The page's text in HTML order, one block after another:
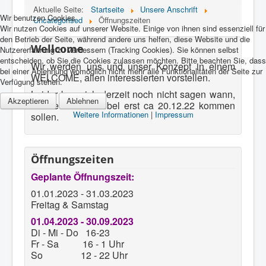
Aktuelle Seite: Startseite
Unsere Anschrift
Uncategorised
Öffnungszeiten
Wellcome
Wir werden uns und unser Konzept in einem
WELCOME, allen interessierten vorstellen.
Leider kann ich derzeit noch nicht sagen wann,
da die neuen Möbel erst ca 20.12.22 kommen
sollen.
Öffnungszeiten
Geplante Öffnungszeit:
01.01.2023 - 31.03.2023
Freitag & Samstag
01.04.2023 - 30.09.2023
Di - Mi - Do 16-23
Fr - Sa 16 - 1 Uhr
So 12 - 22 Uhr
Wir benutzen Cookies
Wir nutzen Cookies auf unserer Website. Einige von ihnen sind essenziell für
den Betrieb der Seite, während andere uns helfen, diese Website und die
Nutzererfahrung zu verbessern (Tracking Cookies). Sie können selbst
entscheiden, ob Sie die Cookies zulassen möchten. Bitte beachten Sie, dass
bei einer Ablehnung womöglich nicht mehr alle Funktionalitäten der Seite zur
Verfügung stehen.
Akzeptieren
Ablehnen
Weitere Informationen| Impressum